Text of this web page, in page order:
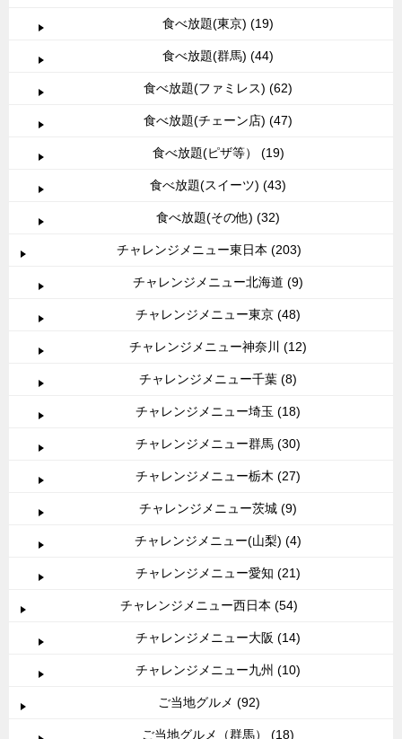
食べ放題(東京) (19)
食べ放題(群馬) (44)
食べ放題(ファミレス) (62)
食べ放題(チェーン店) (47)
食べ放題(ピザ等） (19)
食べ放題(スイーツ) (43)
食べ放題(その他) (32)
チャレンジメニュー東日本 (203)
チャレンジメニュー北海道 (9)
チャレンジメニュー東京 (48)
チャレンジメニュー神奈川 (12)
チャレンジメニュー千葉 (8)
チャレンジメニュー埼玉 (18)
チャレンジメニュー群馬 (30)
チャレンジメニュー栃木 (27)
チャレンジメニュー茨城 (9)
チャレンジメニュー(山梨) (4)
チャレンジメニュー愛知 (21)
チャレンジメニュー西日本 (54)
チャレンジメニュー大阪 (14)
チャレンジメニュー九州 (10)
ご当地グルメ (92)
ご当地グルメ（群馬） (18)